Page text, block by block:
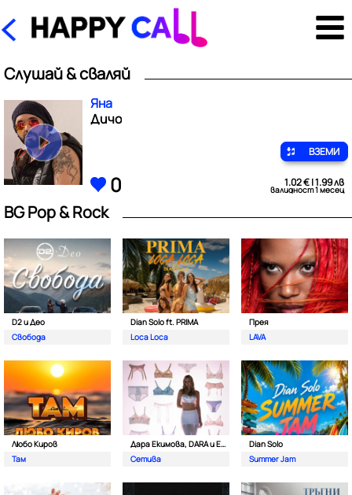
Слушай & сваляй
Яна
Дичо
ВЗЕМИ
0 1.02 € | 1.99 лв
валидност 1 месец
BG Pop & Rock
D2 и Део
Свобода
Dian Solo ft. PRIMA
Loca Loca
Прея
LAVA
Любо Киров
Там
Дара Екимова, DARA и Eva Lea
Сетива
Dian Solo
Summer Jam